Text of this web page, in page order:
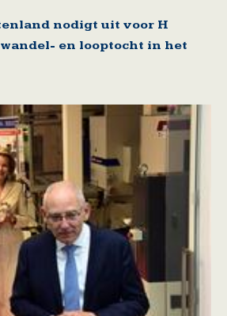
nodigt uit voor H
en looptocht in het